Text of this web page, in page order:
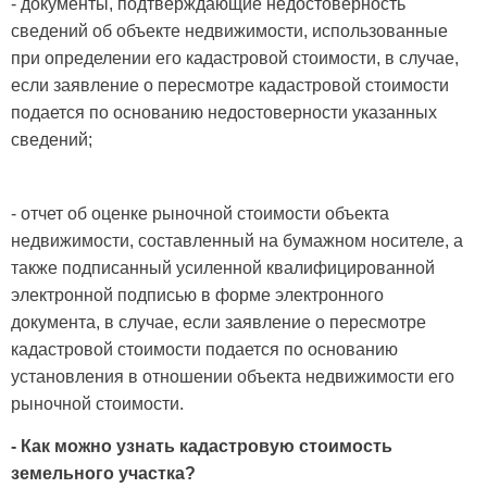
- документы, подтверждающие недостоверность
сведений об объекте недвижимости, использованные
при определении его кадастровой стоимости, в случае,
если заявление о пересмотре кадастровой стоимости
подается по основанию недостоверности указанных
сведений;
- отчет об оценке рыночной стоимости объекта
недвижимости, составленный на бумажном носителе, а
также подписанный усиленной квалифицированной
электронной подписью в форме электронного
документа, в случае, если заявление о пересмотре
кадастровой стоимости подается по основанию
установления в отношении объекта недвижимости его
рыночной стоимости.
- Как можно узнать кадастровую стоимость
земельного участка?